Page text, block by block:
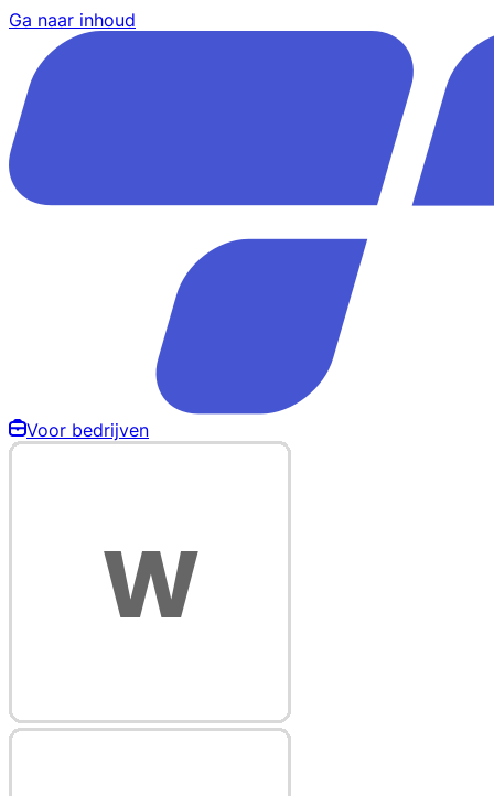
Ga naar inhoud
Voor bedrijven